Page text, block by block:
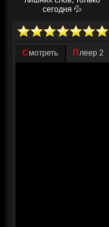
сегодня 💦
Смотреть Плеер 2